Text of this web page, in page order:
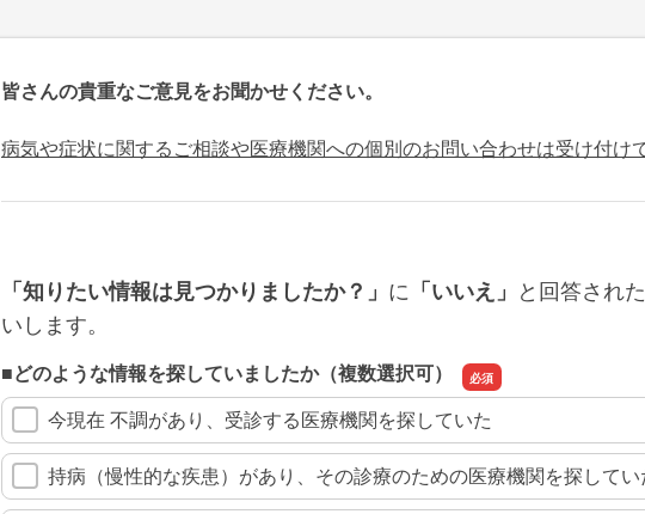
皆さんの貴重なご意見をお聞かせください。
病気や症状に関するご相談や医療機関への個別のお問い合わせは受け付け
「知りたい情報は見つかりましたか？」 に 「いいえ」 と回答され
いします。
■どのような情報を探していましたか（複数選択可）
今現在 不調があり、受診する医療機関を探していた
持病（慢性的な疾患）があり、その診療のための医療機関を探してい